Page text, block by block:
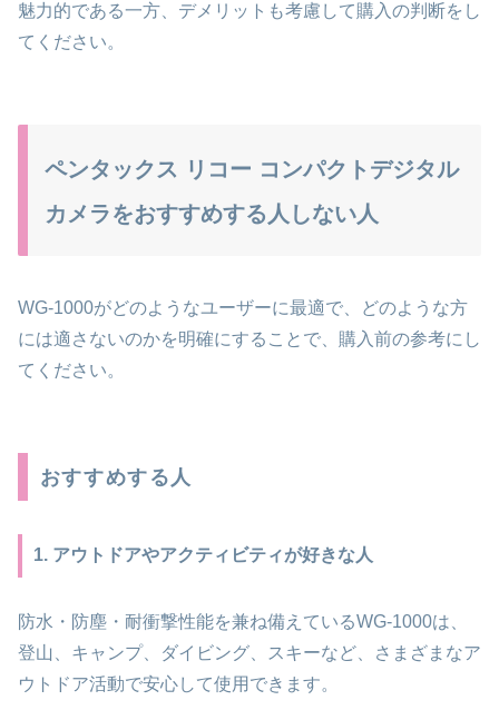
魅力的である一方、デメリットも考慮して購入の判断をし
てください。
ペンタックス リコー コンパクトデジタル
カメラをおすすめする人しない人
WG-1000がどのようなユーザーに最適で、どのような方
には適さないのかを明確にすることで、購入前の参考にし
てください。
おすすめする人
1. アウトドアやアクティビティが好きな人
防水・防塵・耐衝撃性能を兼ね備えているWG-1000は、
登山、キャンプ、ダイビング、スキーなど、さまざまなア
ウトドア活動で安心して使用できます。